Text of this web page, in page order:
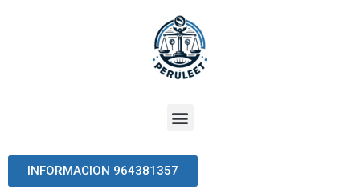
INFORMACION 964381357